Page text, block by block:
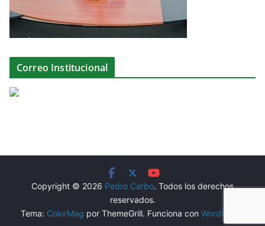
Correo Institucional
Copyright © 2026 Pedro Carbo. Todos los derechos
reservados.
Tema: ColorMag por ThemeGrill. Funciona con WordPress